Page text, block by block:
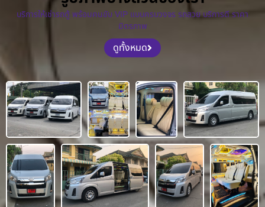
บริการให้เช่ารถตู้ พร้อมคนขับ VIP แบบครบวงจร รถสวย บริการดี ราคา
มิตรภาพ
ดูทั้งหมด